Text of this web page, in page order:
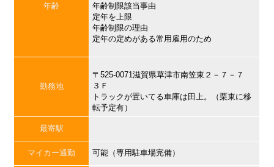
年齢
年齢制限該当事由
定年を上限
年齢制限の理由
定年の定めがある常用雇用のため
勤務地
〒525-0071滋賀県草津市南笠東２－７－７
３Ｆ
トラックが置いてる車庫は田上。（栗東に移
転予定有）
最寄駅
マイカー通勤 可能（専用駐車場完備）